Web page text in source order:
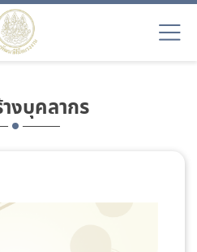
งบุคลากร